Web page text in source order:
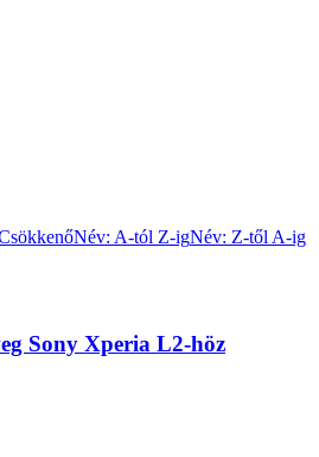
Név: A-tól Z-igNév: Z-től A-ig
Sony Xperia L2-höz